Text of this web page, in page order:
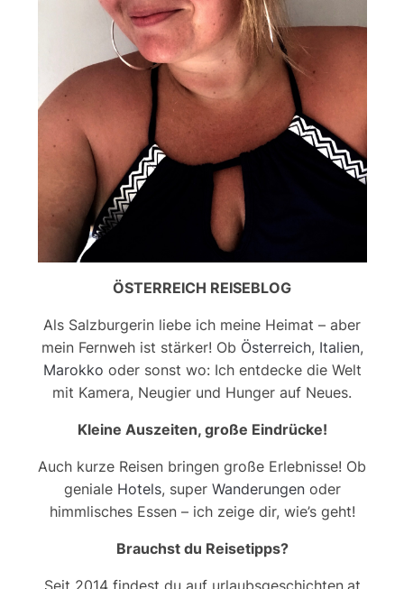
ÖSTERREICH REISEBLOG
Als Salzburgerin liebe ich meine Heimat – aber
mein Fernweh ist stärker! Ob Österreich, Italien,
Marokko oder sonst wo: Ich entdecke die Welt
mit Kamera, Neugier und Hunger auf Neues.
Kleine Auszeiten, große Eindrücke!
Auch kurze Reisen bringen große Erlebnisse! Ob
geniale Hotels, super Wanderungenoder
himmlisches Essen – ich zeige dir, wie’s geht!
Brauchst du Reisetipps?
Seit 2014 findest du auf urlaubsgeschichten.at